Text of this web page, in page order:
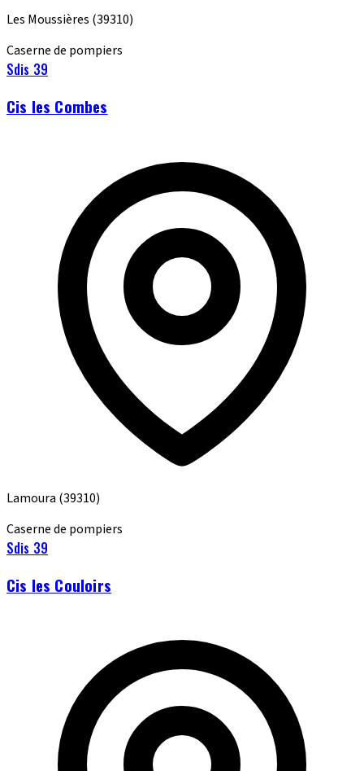
Les Moussières (39310)
Caserne de pompiers
Sdis 39
Cis les Combes
Lamoura (39310)
Caserne de pompiers
Sdis 39
Cis les Couloirs